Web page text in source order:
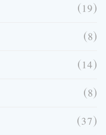
(19)
(8)
(14)
(8)
(37)